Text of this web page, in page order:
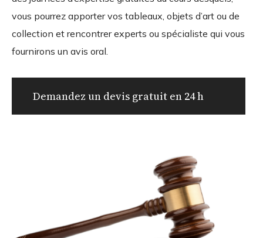
vous pourrez apporter vos tableaux, objets d’art ou de
collection et rencontrer experts ou spécialiste qui vous
fournirons un avis oral.
Demandez un devis gratuit en 24 h